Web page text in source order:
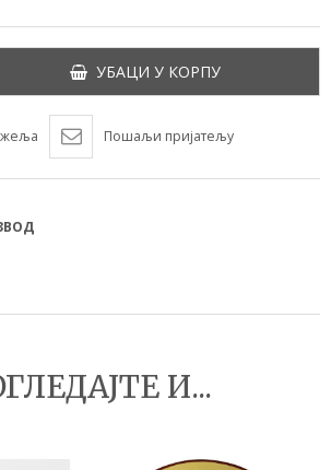
УБАЦИ У КОРПУ
жеља Пошаљи пријатељу
И...